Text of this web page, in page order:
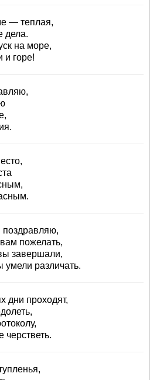
— теплая,
дела.
на море,
и горе!
поздравляю,
пожелать,
завершали,
различать.
дни проходят,